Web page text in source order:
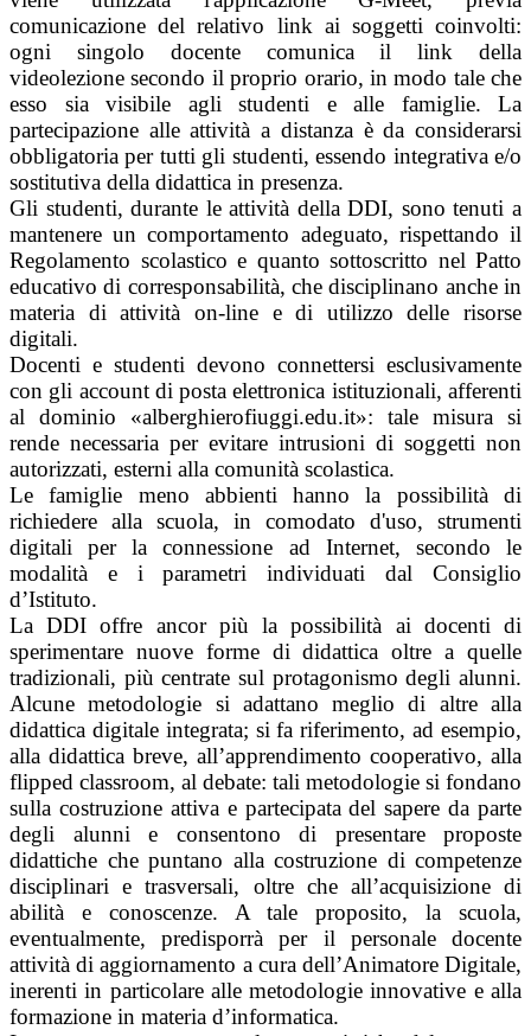
comunicazione del relativo link ai soggetti coinvolti:
ogni singolo docente comunica il link della
videolezione secondo il proprio orario, in modo tale che
esso sia visibile agli studenti e alle famiglie. La
partecipazione alle attività a distanza è da considerarsi
obbligatoria per tutti gli studenti, essendo integrativa e/o
sostitutiva della didattica in presenza.
Gli studenti, durante le attività della DDI, sono tenuti a
mantenere un comportamento adeguato, rispettando il
Regolamento scolastico e quanto sottoscritto nel Patto
educativo di corresponsabilità, che disciplinano anche in
materia di attività on-line e di utilizzo delle risorse
digitali.
Docenti e studenti devono connettersi esclusivamente
con gli account di posta elettronica istituzionali, afferenti
al dominio «alberghierofiuggi.edu.it»: tale misura si
rende necessaria per evitare intrusioni di soggetti non
autorizzati, esterni alla comunità scolastica.
Le famiglie meno abbienti hanno la possibilità di
richiedere alla scuola, in comodato d'uso, strumenti
digitali per la connessione ad Internet, secondo le
modalità e i parametri individuati dal Consiglio
d’Istituto.
La DDI offre ancor più la possibilità ai docenti di
sperimentare nuove forme di didattica oltre a quelle
tradizionali, più centrate sul protagonismo degli alunni.
Alcune metodologie si adattano meglio di altre alla
didattica digitale integrata; si fa riferimento, ad esempio,
alla didattica breve, all’apprendimento cooperativo, alla
flipped classroom, al debate: tali metodologie si fondano
sulla costruzione attiva e partecipata del sapere da parte
degli alunni e consentono di presentare proposte
didattiche che puntano alla costruzione di competenze
disciplinari e trasversali, oltre che all’acquisizione di
abilità e conoscenze. A tale proposito, la scuola,
eventualmente, predisporrà per il personale docente
attività di aggiornamento a cura dell’Animatore Digitale,
inerenti in particolare alle metodologie innovative e alla
formazione in materia d’informatica.